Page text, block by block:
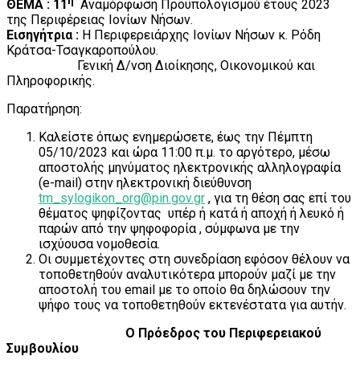
ΘΕΜΑ : 11
Αναμόρφωση Προϋπολογισμού έτους 2023
της Περιφέρειας Ιονίων Νήσων.
Εισηγήτρια : H Περιφερειάρχης Ιονίων Νήσων κ. Ρόδη
Κράτσα-Τσαγκαροπούλου.
Γενική Δ/νση Διοίκησης, Οικονομικού και
Πληροφορικής.
Παρατήρηση:
Καλείστε όπως ενημερώσετε, έως την Πέμπτη
05/10/2023 και ώρα 11:00 π.μ. το αργότερο, μέσω
αποστολής μηνύματος ηλεκτρονικής αλληλογραφία
(e-mail) στην ηλεκτρονική διεύθυνση
tm_sylogikon_org@pin.gov.gr , για τη θέση σας επί του
θέματος ψηφίζοντας υπέρ ή κατά ή αποχή ή λευκό ή
παρών από την ψηφοφορία , σύμφωνα με την
ισχύουσα νομοθεσία.
Οι συμμετέχοντες στη συνεδρίαση εφόσον θέλουν να
τοποθετηθούν αναλυτικότερα μπορούν μαζί με την
αποστολή του email με το οποίο θα δηλώσουν την
ψήφο τους να τοποθετηθούν εκτενέστατα για αυτήν.
Ο Πρόεδρος του Περιφερειακού
Συμβουλίου